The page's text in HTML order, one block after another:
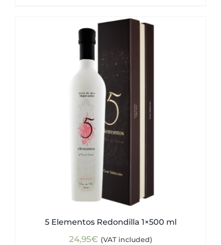
5 Elementos Redondilla 1×500 ml
24,95€ (VAT included)